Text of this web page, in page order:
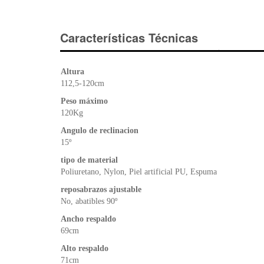
Características Técnicas
Altura
112,5-120cm
Peso máximo
120Kg
Angulo de reclinacion
15º
tipo de material
Poliuretano, Nylon, Piel artificial PU, Espuma
reposabrazos ajustable
No, abatibles 90º
Ancho respaldo
69cm
Alto respaldo
71cm